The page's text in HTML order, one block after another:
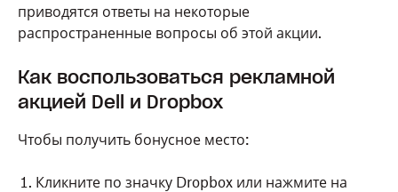
приводятся ответы на некоторые
распространенные вопросы об этой акции.
Как воспользоваться рекламной
акцией Dell и Dropbox
Чтобы получить бонусное место:
Кликните по значку Dropbox или нажмите на